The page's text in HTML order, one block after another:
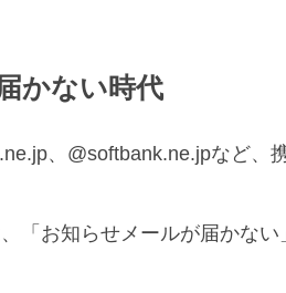
かない時代
、@softbank.ne.jpなど
「お知らせメールが届かな